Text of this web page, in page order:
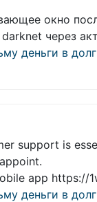
окно
через
деньги в долг
support is
app https://
деньги в долг